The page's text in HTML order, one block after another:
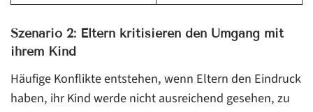
Szenario 2: Eltern kritisieren den Umgang mit
ihrem Kind
Häufige Konflikte entstehen, wenn Eltern den Eindruck
haben, ihr Kind werde nicht ausreichend gesehen, zu